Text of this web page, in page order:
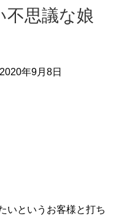
不思議な娘
2020年9月8日
いというお客様と打ち